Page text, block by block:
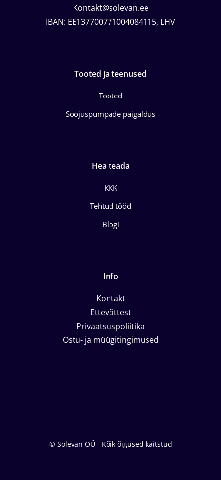
Kontakt@solevan.ee
IBAN: EE137700771004084115, LHV
Tooted ja teenused
Tooted
Soojuspumpade paigaldus
Hea teada
KKK
Tehtud tööd
Blogi
Info
Kontakt
Ettevõttest
Privaatsuspoliitika
Ostu- ja müügitingimused
© Solevan OÜ - Kõik õigused kaitstud